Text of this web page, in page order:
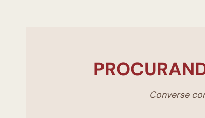
Converse